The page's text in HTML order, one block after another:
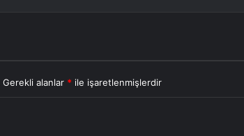
Gerekli alanlar * ile işaretlenmişlerdir